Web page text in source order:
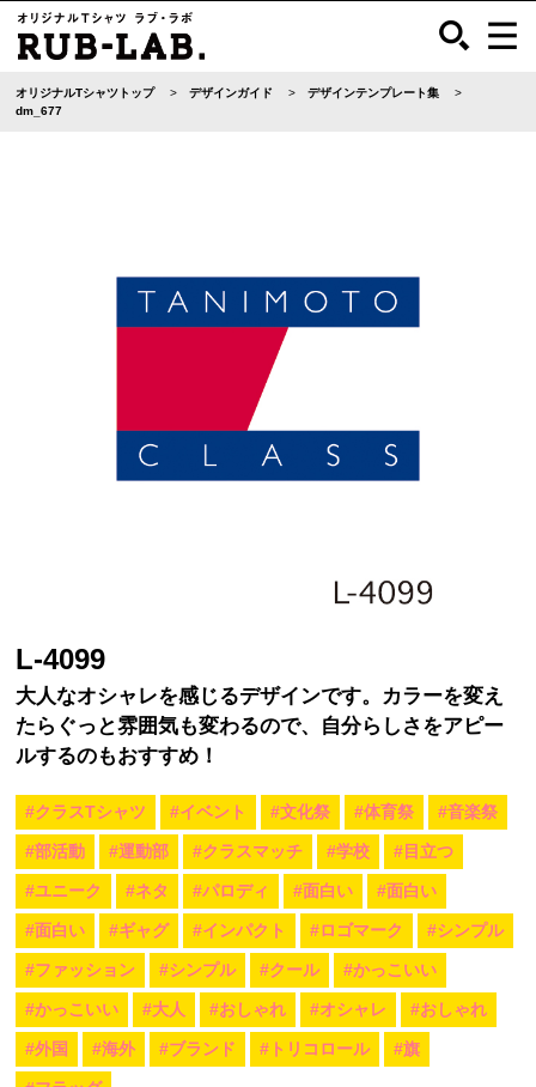
オリジナルTシャツトップ デザインガイド
デザインテンプレート集
dm_677
L-4099
大人なオシャレを感じるデザインです。カラーを変え
たらぐっと雰囲気も変わるので、自分らしさをアピー
ルするのもおすすめ！
#クラスTシャツ #イベント #文化祭 #体育祭 #音楽祭
#部活動 #運動部 #クラスマッチ #学校 #目立つ
#ユニーク #ネタ #パロディ #面白い #面白い
#面白い #ギャグ #インパクト #ロゴマーク #シンプル
#ファッション #シンプル #クール #かっこいい
#かっこいい #大人 #おしゃれ #オシャレ #おしゃれ
#外国 #海外 #ブランド #トリコロール #旗